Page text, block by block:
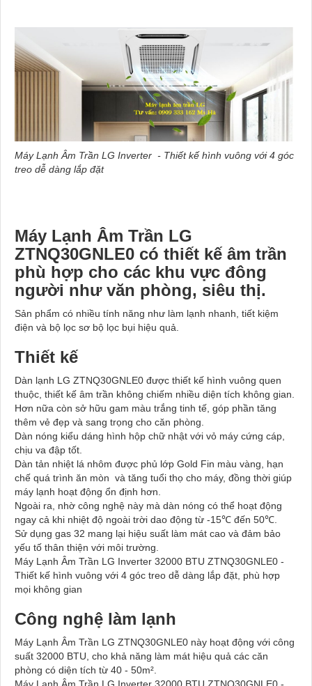
Máy Lạnh Âm Trần LG Inverter - Thiết kế hình vuông với 4 góc
treo dễ dàng lắp đặt
Máy Lạnh Âm Trần LG
ZTNQ30GNLE0 có thiết kế âm trần
phù hợp cho các khu vực đông
người như văn phòng, siêu thị.
Sản phẩm có nhiều tính năng như làm lạnh nhanh, tiết kiệm
điện và bộ lọc sơ bộ lọc bụi hiệu quả.
Thiết kế
Dàn lạnh LG ZTNQ30GNLE0 được thiết kế hình vuông quen
thuộc, thiết kế âm trần không chiếm nhiều diện tích không gian.
Hơn nữa còn sở hữu gam màu trắng tinh tế, góp phần tăng
thêm vẻ đẹp và sang trọng cho căn phòng.
Dàn nóng kiểu dáng hình hộp chữ nhật với vỏ máy cứng cáp,
chịu va đập tốt.
Dàn tản nhiệt lá nhôm được phủ lớp Gold Fin màu vàng, hạn
chế quá trình ăn mòn và tăng tuổi thọ cho máy, đồng thời giúp
máy lạnh hoạt động ổn định hơn.
Ngoài ra, nhờ công nghệ này mà dàn nóng có thể hoạt động
ngay cả khi nhiệt độ ngoài trời dao động từ -15℃ đến 50℃.
Sử dụng gas 32 mang lại hiệu suất làm mát cao và đảm bảo
yếu tố thân thiện với môi trường.
Máy Lạnh Âm Trần LG Inverter 32000 BTU ZTNQ30GNLE0 -
Thiết kế hình vuông với 4 góc treo dễ dàng lắp đặt, phù hợp
mọi không gian
Công nghệ làm lạnh
Máy Lạnh Âm Trần LG ZTNQ30GNLE0 này hoạt động với công
suất 32000 BTU, cho khả năng làm mát hiệu quả các căn
phòng có diện tích từ 40 - 50m².